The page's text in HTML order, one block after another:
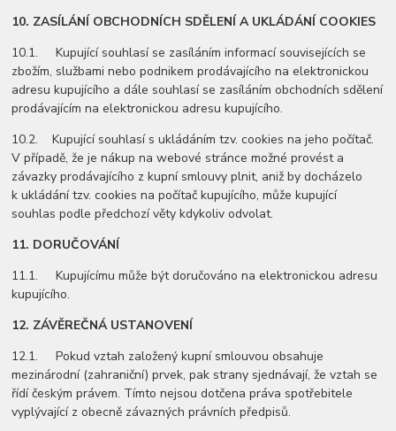
10. ZASÍLÁNÍ OBCHODNÍCH SDĚLENÍ A UKLÁDÁNÍ COOKIES
10.1. Kupující souhlasí se zasíláním informací souvisejících se
zbožím, službami nebo podnikem prodávajícího na elektronickou
adresu kupujícího a dále souhlasí se zasíláním obchodních sdělení
prodávajícím na elektronickou adresu kupujícího.
10.2. Kupující souhlasí s ukládáním tzv. cookies na jeho počítač.
V případě, že je nákup na webové stránce možné provést a
závazky prodávajícího z kupní smlouvy plnit, aniž by docházelo
k ukládání tzv. cookies na počítač kupujícího, může kupující
souhlas podle předchozí věty kdykoliv odvolat.
11. DORUČOVÁNÍ
11.1. Kupujícímu může být doručováno na elektronickou adresu
kupujícího.
12. ZÁVĚREČNÁ USTANOVENÍ
12.1. Pokud vztah založený kupní smlouvou obsahuje
mezinárodní (zahraniční) prvek, pak strany sjednávají, že vztah se
řídí českým právem. Tímto nejsou dotčena práva spotřebitele
vyplývající z obecně závazných právních předpisů.